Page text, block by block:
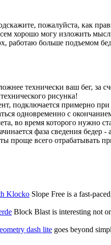
пожалуйста, как
хорошо могу изложить
работаю больше подъемом
технически ваш бег,
рисунка!
подключается примерно
одновременно с
во время которого нужно
фаза сведения бедер
проще всего отрабатывать
Klocko Slope Free is a fast-
Block Blast is interesting not
dash lite goes beyond